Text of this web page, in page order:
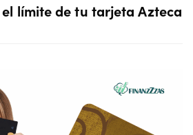
límite de tu tarjeta Azteca